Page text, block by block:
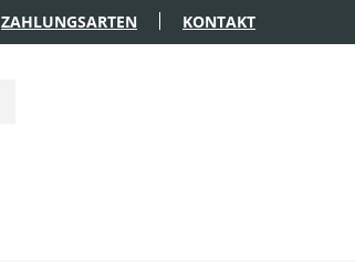
ZAHLUNGSARTEN KONTAKT